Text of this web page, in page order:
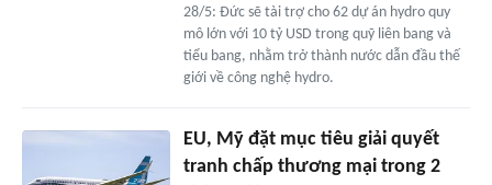
28/5: Đức sẽ tài trợ cho 62 dự án hydro quy
mô lớn với 10 tỷ USD trong quỹ liên bang và
tiểu bang, nhằm trở thành nước dẫn đầu thế
giới về công nghệ hydro.
EU, Mỹ đặt mục tiêu giải quyết
tranh chấp thương mại trong 2